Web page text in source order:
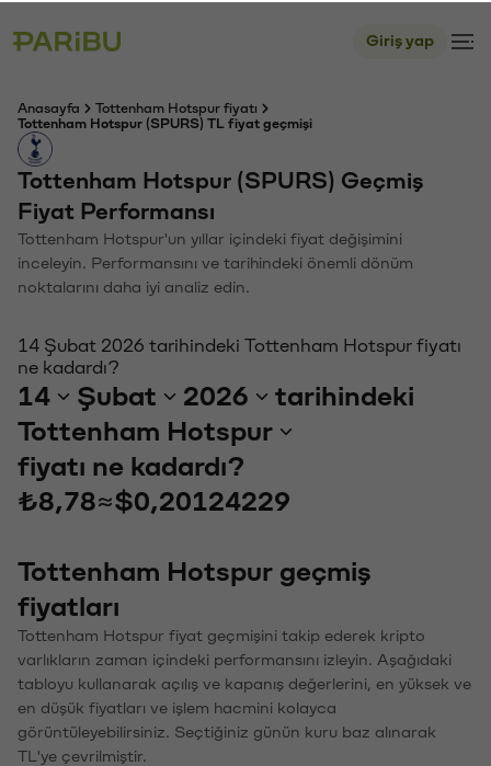
Giriş yap
Anasayfa
Tottenham Hotspur fiyatı
Tottenham Hotspur (SPURS) TL fiyat geçmişi
Tottenham Hotspur (SPURS) Geçmiş
Fiyat Performansı
Tottenham Hotspur'un yıllar içindeki fiyat değişimini
inceleyin. Performansını ve tarihindeki önemli dönüm
noktalarını daha iyi analiz edin.
14 Şubat 2026 tarihindeki Tottenham Hotspur fiyatı
ne kadardı?
14 Şubat 2026
tarihindeki
Tottenham Hotspur
fiyatı ne kadardı?
₺8,78≈$0,20124229
Tottenham Hotspur geçmiş
fiyatları
Tottenham Hotspur fiyat geçmişini takip ederek kripto
varlıkların zaman içindeki performansını izleyin. Aşağıdaki
tabloyu kullanarak açılış ve kapanış değerlerini, en yüksek ve
en düşük fiyatları ve işlem hacmini kolayca
görüntüleyebilirsiniz. Seçtiğiniz günün kuru baz alınarak
TL'ye çevrilmiştir.